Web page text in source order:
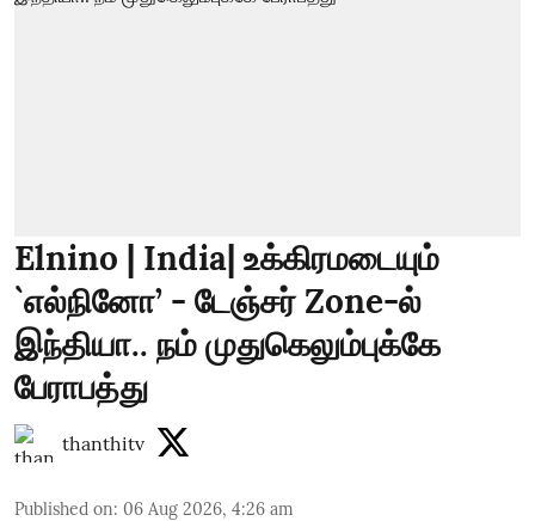
Elnino | India| உக்கிரமடையும்
`எல்நினோ’ - டேஞ்சர் Zone-ல்
இந்தியா.. நம் முதுகெலும்புக்கே
பேராபத்து
thanthitv
Published on: 06 Aug 2026, 4:26 am